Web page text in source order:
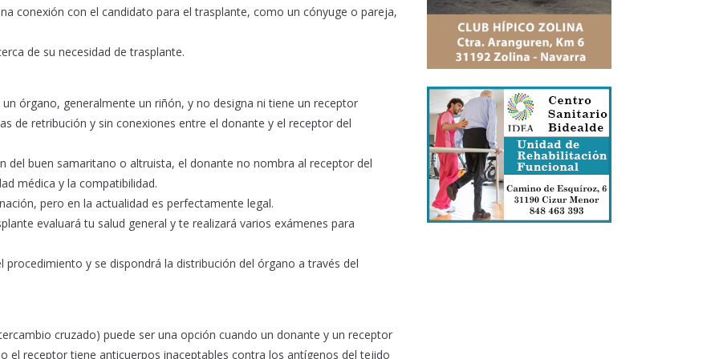
conexión con el candidato para el trasplante, como un cónyuge o pareja,
de su necesidad de trasplante.
órgano, generalmente un riñón, y no designa ni tiene un receptor
de retribución y sin conexiones entre el donante y el receptor del
del buen samaritano o altruista, el donante no nombra al receptor del
médica y la compatibilidad.
pero en la actualidad es perfectamente legal.
evaluará tu salud general y te realizará varios exámenes para
y se dispondrá la distribución del órgano a través del
cruzado) puede ser una opción cuando un donante y un receptor
el receptor tiene anticuerpos inaceptables contra los antígenos del tejido